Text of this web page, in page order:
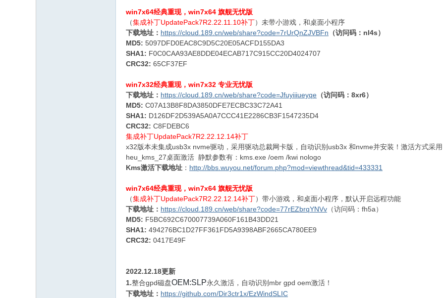
win7x64经典重现，win7x64 旗舰无忧版
（集成补丁UpdatePack7R2.22.11.10补丁）未带小游戏，和桌面小程序
下载地址： https://cloud.189.cn/web/share?code=7rUrQnZJVBFn （访问码：nl4s）
MD5: 5097DFD0EAC8C9D5C20E05ACFD155DA3
SHA1: F0C0CAA93AE8DDE04ECAB717C915CC20D4024707
CRC32: 65CF37EF
win7x32经典重现，win7x32 专业无忧版
下载地址： https://cloud.189.cn/web/share?code=Jfuyiiiueyqe （访问码：8xr6）
MD5: C07A13B8F8DA3850DFE7ECBC33C72A41
SHA1: D126DF2D539A5A0A7CCC41E2286CB3F1547235D4
CRC32: C8FDEBC6
集成补丁UpdatePack7R2.22.12.14补丁
x32版本未集成usb3x nvme驱动，采用驱动总裁网卡版，自动识别usb3x 和nvme并安装！激活方式采用
heu_kms_27桌面激活 静默参数有：kms.exe /oem /kwi nologo
Kms激活下载地址 ： http://bbs.wuyou.net/forum.php?mod=viewthread&tid=433331
win7x64经典重现，win7x64 旗舰无忧版
（集成补丁UpdatePack7R2.22.12.14补丁）带小游戏，和桌面小程序，默认开启远程功能
下载地址： https://cloud.189.cn/web/share?code=77rEZbrqYNVv （访问码：fh5a）
MD5: F5BC692C670007739A060F161B43DD21
SHA1: 494276BC1D27FF361FD5A9398ABF2665CA780EE9
CRC32: 0417E49F
2022.12.18更新
1.整合gpd磁盘OEM:SLP永久激活，自动识别mbr gpd oem激活！
下载地址： https://github.com/Dir3ctr1x/EzWindSLIC